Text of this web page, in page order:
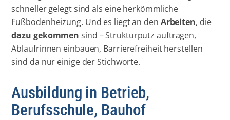
schneller gelegt sind als eine herkömmliche
Fußbodenheizung. Und es liegt an den Arbeiten, die
dazu gekommen sind – Strukturputz auftragen,
Ablaufrinnen einbauen, Barrierefreiheit herstellen
sind da nur einige der Stichworte.
Ausbildung in Betrieb,
Berufsschule, Bauhof